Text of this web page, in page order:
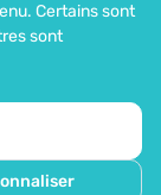
Certains sont
sont
données